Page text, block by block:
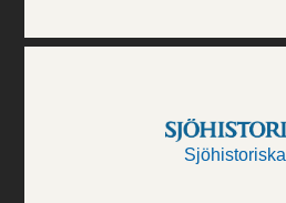
Sjöhistoriska